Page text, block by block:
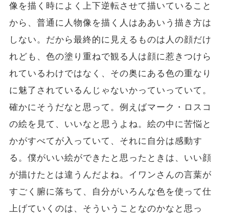
像を描く時によく上下逆転させて描いていること
から、普通に人物像を描く人はああいう描き方は
しない。だから最終的に見えるものは人の顔だけ
れども、色の塗り重ねで観る人は顔に惹きつけら
れているわけではなく、その奥にある色の重なり
に魅了されているんじゃないかっていっていて。
確かにそうだなと思って。例えばマーク・ロスコ
の絵を見て、いいなと思うよね。絵の中に苦悩と
かがすべてが入っていて、それに自分は感動す
る。僕がいい絵ができたと思ったときは、いい顔
が描けたとは違うんだよね。イワンさんの言葉が
すごく腑に落ちて、自分がいろんな色を使って仕
上げていくのは、そういうことなのかなと思っ